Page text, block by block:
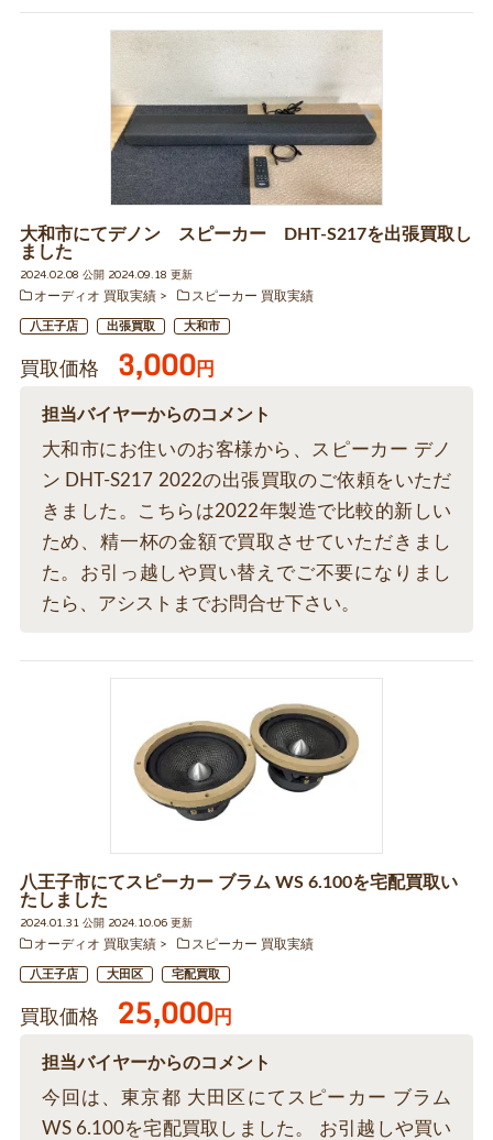
大和市にてデノン スピーカー DHT-S217を出張買取し
ました
2024.02.08 公開 2024.09.18 更新
オーディオ 買取実績
スピーカー 買取実績
八王子店 出張買取 大和市
買取価格 3,000円
担当バイヤーからのコメント
大和市にお住いのお客様から、スピーカー デノ
ン DHT-S217 2022の出張買取のご依頼をいただ
きました。こちらは2022年製造で比較的新しい
ため、精一杯の金額で買取させていただきまし
た。お引っ越しや買い替えでご不要になりまし
たら、アシストまでお問合せ下さい。
八王子市にてスピーカー ブラム WS 6.100を宅配買取い
たしました
2024.01.31 公開 2024.10.06 更新
オーディオ 買取実績
スピーカー 買取実績
八王子店 大田区 宅配買取
買取価格 25,000円
担当バイヤーからのコメント
今回は、東京都 大田区にてスピーカー ブラム
WS 6.100を宅配買取しました。 お引越しや買い